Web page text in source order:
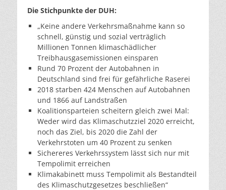
Die Stichpunkte der DUH:
„Keine andere Verkehrsmaßnahme kann so
schnell, günstig und sozial verträglich
Millionen Tonnen klimaschädlicher
Treibhausgasemissionen einsparen
Rund 70 Prozent der Autobahnen in
Deutschland sind frei für gefährliche Raserei
2018 starben 424 Menschen auf Autobahnen
und 1866 auf Landstraßen
Koalitionsparteien scheitern gleich zwei Mal:
Weder wird das Klimaschutzziel 2020 erreicht,
noch das Ziel, bis 2020 die Zahl der
Verkehrstoten um 40 Prozent zu senken
Sichereres Verkehrssystem lässt sich nur mit
Tempolimit erreichen
Klimakabinett muss Tempolimit als Bestandteil
des Klimaschutzgesetzes beschließen“